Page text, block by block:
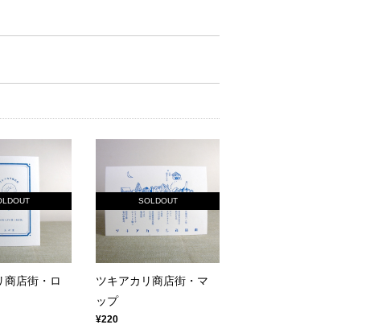
商店街・ロ
SOLDOUT
ツキアカリ商店街・マ
ップ
¥220